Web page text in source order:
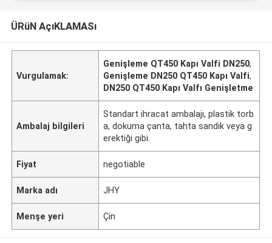
ÜRüN AçıKLAMASı
Vurgulamak:
Genişleme QT450 Kapı Valfi DN250,
Genişleme DN250 QT450 Kapı Valfi,
DN250 QT450 Kapı Valfı Genişletme
Ambalaj bilgileri
Standart ihracat ambalajı, plastik torb
a, dokuma çanta, tahta sandık veya g
erektiği gibi.
Fiyat negotiable
Marka adı JHY
Menşe yeri Çin